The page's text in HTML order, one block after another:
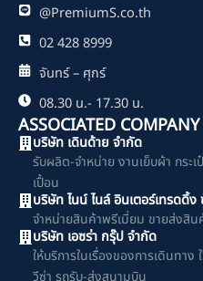
@PremiumS.co.th
02 428 8999
จันทร์ – ศุกร์
08.30 น.- 17.30 น.
ASSOCIATED COMPANY
บริษัท เดินด้าย จำกัด
รับผลิต-จำหน่าย งานเย็บผ้า กระ
เปื้อน
บริษัท ไนน์ ไนล์ อินเตอร์เทรดดิ้
จำหน่ายสินค้าพรีเมี่ยม ขายส่งสิน
บริษัท เอซร่า กรุ๊ป จำกัด
ให้บริการในเรื่องของการเดินทา
วีซ่า รถรับ-ส่งสนามบิน